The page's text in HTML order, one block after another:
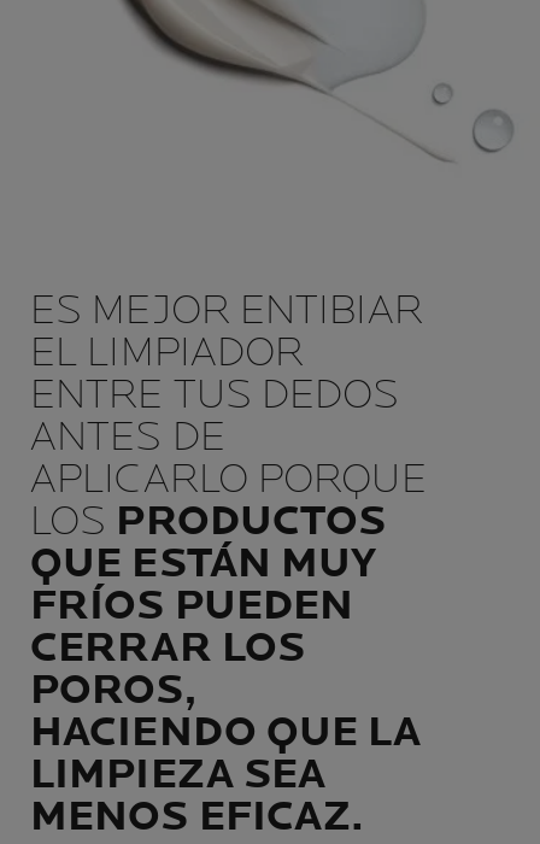
ES MEJOR ENTIBIAR
EL LIMPIADOR
ENTRE TUS DEDOS
ANTES DE
APLICARLO PORQUE
LOS PRODUCTOS
QUE ESTÁN MUY
FRÍOS PUEDEN
CERRAR LOS
POROS,
HACIENDO QUE LA
LIMPIEZA SEA
MENOS EFICAZ.